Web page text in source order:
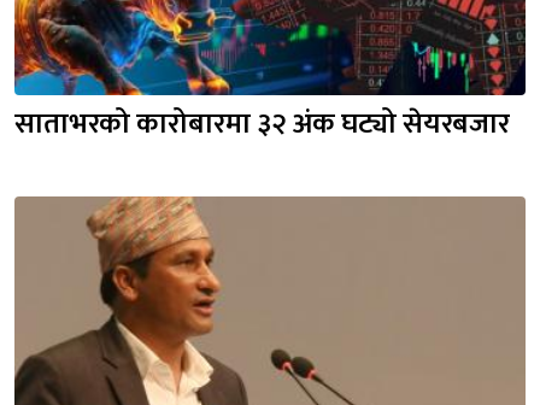
साताभरको कारोबारमा ३२ अंक घट्यो सेयरबजार